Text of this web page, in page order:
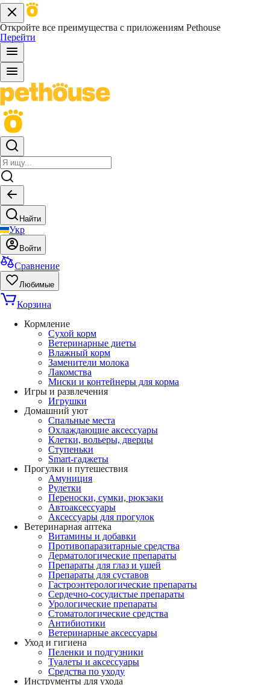
Откройте все преимущества с приложениям Pethouse
Перейти
Найти
Укр
Войти
Сравнение
Любимые
Корзина
Кормление
Сухой корм
Ветеринарные диеты
Влажный корм
Заменители молока
Лакомства
Миски и контейнеры для корма
Игры и развлечения
Игрушки
Домашний уют
Спальные места
Охлаждающие аксессуары
Клетки, вольеры, дверцы
Ступеньки
Smart-гаджеты
Прогулки и путешествия
Амуниция
Рулетки
Переноски, сумки, рюкзаки
Автоаксессуары
Аксессуары для прогулок
Ветеринарная аптека
Витамины и добавки
Противопаразитарные средства
Дерматологические препараты
Препараты для глаз и ушей
Препараты для суставов
Гастроэнтерологические препараты
Сердечно-сосудистые препараты
Урологические препараты
Стоматологические средства
Антибиотики
Ветеринарные аксессуары
Уход и гигиена
Пеленки и подгузники
Туалеты и аксессуары
Средства по уходу
Инструменты для ухода